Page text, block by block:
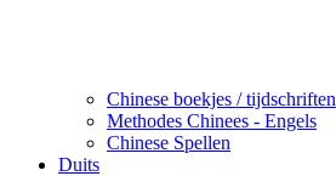
Chinese boekjes / tijdschriften
Methodes Chinees - Engels
Chinese Spellen
Duits